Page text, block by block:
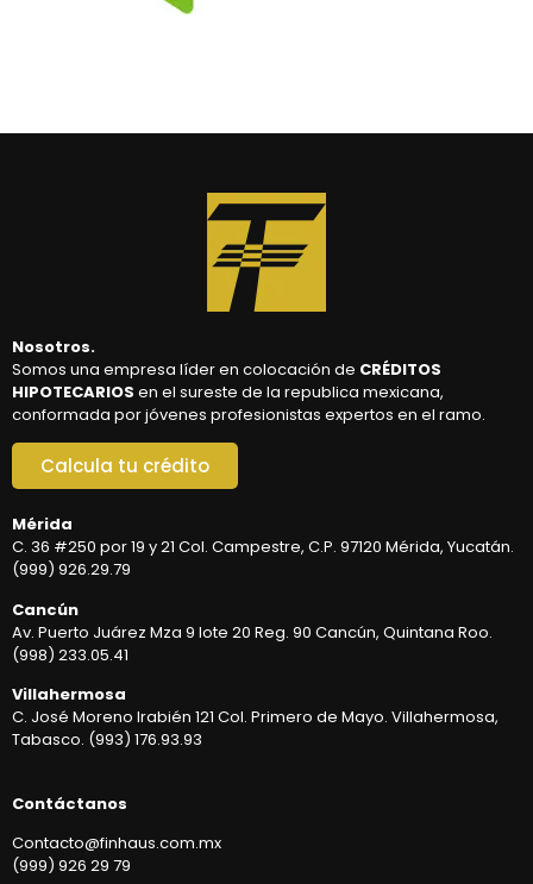
Nosotros.
Somos una empresa líder en colocación de CRÉDITOS
HIPOTECARIOS en el sureste de la republica mexicana,
conformada por jóvenes profesionistas expertos en el ramo.
Calcula tu crédito
Mérida
C. 36 #250 por 19 y 21 Col. Campestre, C.P. 97120 Mérida, Yucatán.
(999) 926.29.79
Cancún
Av. Puerto Juárez Mza 9 lote 20 Reg. 90 Cancún, Quintana Roo.
(998) 233.05.41
Villahermosa
C. José Moreno Irabién 121 Col. Primero de Mayo. Villahermosa,
Tabasco. (993) 176.93.93
Contáctanos
Contacto@finhaus.com.mx
(999) 926 29 79